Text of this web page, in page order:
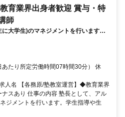
育業界出身者歓迎 賞与・特
師
大学生)のマネジメントを行います。
カリキュラム作成、進路相談をお任せ
によっては講師がメインで行います
たり所定労働時間07時間30分） 休
人名 【各務原/塾教室運営】◆教育業界
スあり 仕事の内容 塾長として、アル
ジメントを行います。学生指導や生